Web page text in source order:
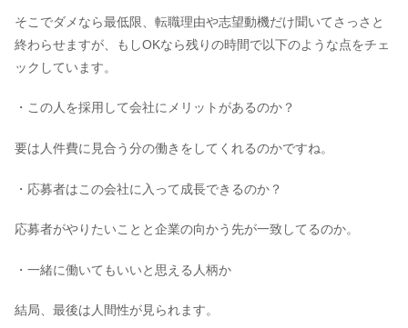
そこでダメなら最低限、転職理由や志望動機だけ聞いてさっさと
終わらせますが、もしOKなら残りの時間で以下のような点をチェ
ックしています。
・この人を採用して会社にメリットがあるのか？
要は人件費に見合う分の働きをしてくれるのかですね。
・応募者はこの会社に入って成長できるのか？
応募者がやりたいことと企業の向かう先が一致してるのか。
・一緒に働いてもいいと思える人柄か
結局、最後は人間性が見られます。